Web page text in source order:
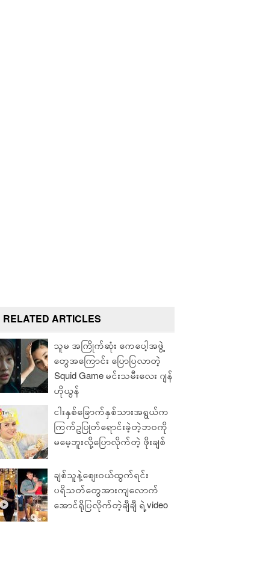
RELATED ARTICLES
သူမ အကြိုက်ဆုံး ကေပေါ့အဖွဲ့
တွေအကြောင်း ပြောပြလာတဲ့
Squid Game မင်းသမီးလေး ဂျန်
ဟိုယွန်
ငါးနှစ်ခြောက်နှစ်သားအရွယ်က
ကြက်ဥပြုတ်ရောင်းခဲ့တဲ့ဘဝကို
မမေ့ဘူးလို့ပြောလိုက်တဲ့ ဖိုးချစ်
ချစ်သူနဲ့ဈေးဝယ်ထွက်ရင်း
ပရိသတ်တွေအားကျလောက်
အောင်ရိုပြလိုက်တဲ့ချီချီ ရဲ့video